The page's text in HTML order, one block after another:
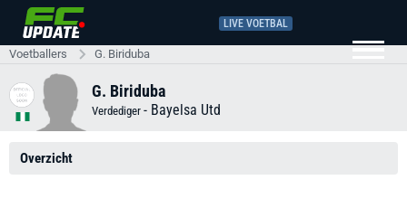
LIVE VOETBAL
Voetballers G. Biriduba
G. Biriduba
Verdediger - Bayelsa Utd
Overzicht